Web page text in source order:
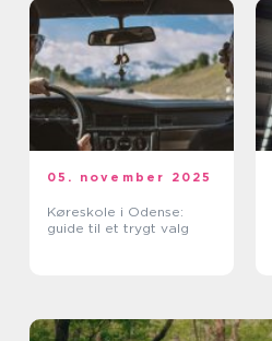
05. november 2025
Køreskole i Odense:
guide til et trygt valg